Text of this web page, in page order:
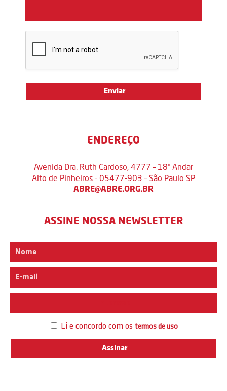
ENDEREÇO
Avenida Dra. Ruth Cardoso, 4777 – 18º Andar
Alto de Pinheiros – 05477-903 – São Paulo SP
ABRE@ABRE.ORG.BR
ASSINE NOSSA NEWSLETTER
Li e concordo com os termos de uso